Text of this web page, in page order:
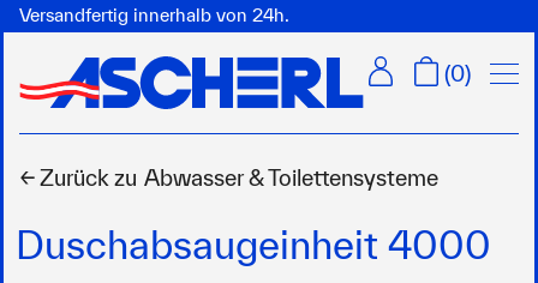
Versandfertig innerhalb von 24h.
(0)
← Zurück zu Abwasser & Toilettensysteme
Duschabsaugeinheit 4000